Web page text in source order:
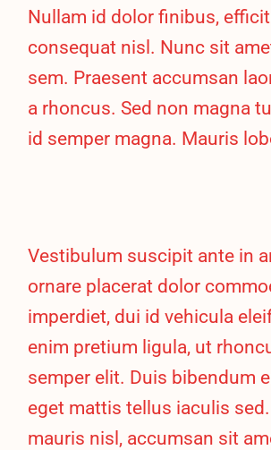
Nullam id dolor finibus,
consequat nisl. Nunc sit
sem. Praesent accumsan
a rhoncus. Sed non magna
id semper magna. Mauris
Vestibulum suscipit ante in
ornare placerat dolor
imperdiet, dui id vehicula
enim pretium ligula, ut
semper elit. Duis bibendum
eget mattis tellus iaculis
mauris nisl, accumsan sit